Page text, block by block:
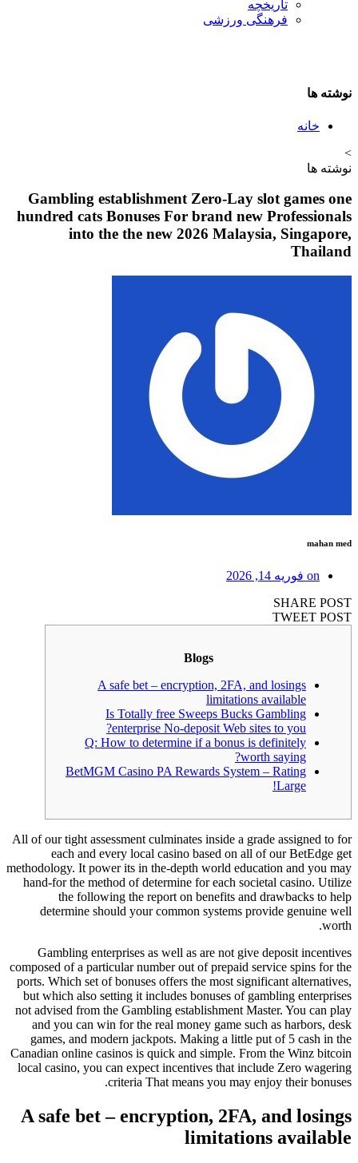
تاريخچه
فرهنگی ورزشی
نوشته ها
خانه
>
نوشته ها
Gambling establishment Zero-Lay slot games one
hundred cats Bonuses For brand new Professionals
into the the new 2026 Malaysia, Singapore,
Thailand
mahan med
on فوریه 14, 2026
SHARE POST
TWEET POST
Blogs
A safe bet – encryption, 2FA, and losings
limitations available
Is Totally free Sweeps Bucks Gambling
enterprise No-deposit Web sites to you?
Q: How to determine if a bonus is definitely
worth saying?
BetMGM Casino PA Rewards System – Rating
Large!
All of our tight assessment culminates inside a grade assigned to for
each and every local casino based on all of our BetEdge get
methodology. It power its in the-depth world education and you may
hand-for the method of determine for each societal casino. Utilize
the following the report on benefits and drawbacks to help
determine should your common systems provide genuine well
worth.
Gambling enterprises as well as are not give deposit incentives
composed of a particular number out of prepaid service spins for the
ports. Which set of bonuses offers the most significant alternatives,
but which also setting it includes bonuses of gambling enterprises
not advised from the Gambling establishment Master. You can play
and you can win for the real money game such as harbors, desk
games, and modern jackpots. Making a little put of 5 cash in the
Canadian online casinos is quick and simple. From the Winz bitcoin
local casino, you can expect incentives that include Zero wagering
criteria That means you may enjoy their bonuses.
A safe bet – encryption, 2FA, and losings
limitations available